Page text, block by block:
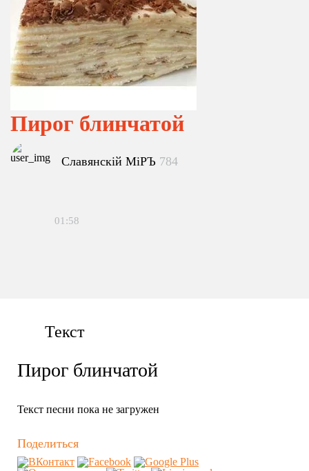
Пирог блинчатой
Славянскiй МiРЪ 784
01:58
Текст
Пирог блинчатой
Текст песни пока не загружен
Поделиться